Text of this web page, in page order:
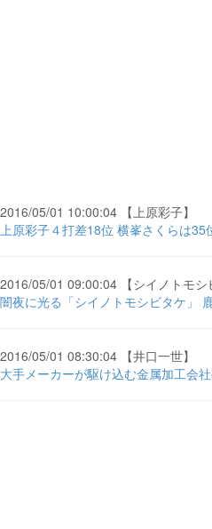
2016/05/01 10:00:04 【上原彩子】
上原彩子４打差18位 横峯さくらは35
2016/05/01 09:00:04 【シイノトモシ
闇夜に光る「シイノトモシビタケ」
2016/05/01 08:30:04 【井口一世】
大手メーカーが駆け込む金属加工会